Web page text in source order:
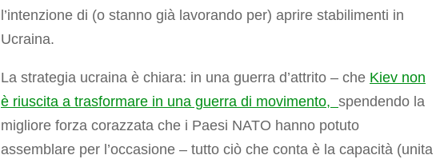
l’intenzione di (o stanno già lavorando per) aprire stabilimenti in
Ucraina.
La strategia ucraina è chiara: in una guerra d’attrito – che Kiev non
è riuscita a trasformare in una guerra di movimento, spendendo la
migliore forza corazzata che i Paesi NATO hanno potuto
assemblare per l’occasione – tutto ciò che conta è la capacità (unita